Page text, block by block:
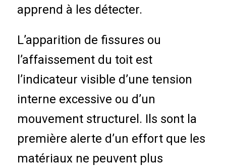
apprend à les détecter.
L’apparition de fissures ou
l’affaissement du toit est
l’indicateur visible d’une tension
interne excessive ou d’un
mouvement structurel. Ils sont la
première alerte d’un effort que les
matériaux ne peuvent plus